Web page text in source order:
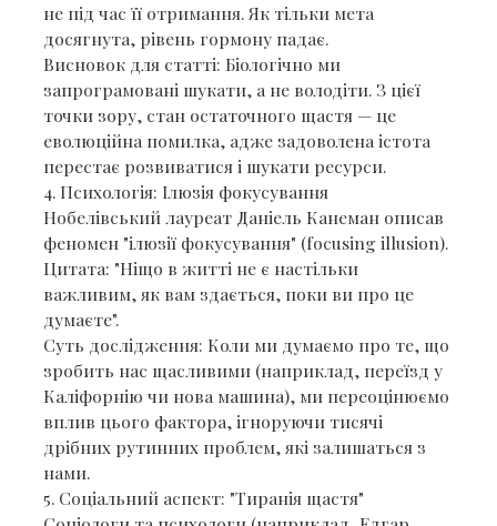
не під час її отримання. Як тільки мета
досягнута, рівень гормону падає.
​Висновок для статті: Біологічно ми
запрограмовані шукати, а не володіти. З цієї
точки зору, стан остаточного щастя — це
еволюційна помилка, адже задоволена істота
перестає розвиватися і шукати ресурси.
​4. Психологія: Ілюзія фокусування
​Нобелівський лауреат Даніель Канеман описав
феномен "ілюзії фокусування" (focusing illusion).
​Цитата: "Ніщо в житті не є настільки
важливим, як вам здається, поки ви про це
думаєте".
​Суть дослідження: Коли ми думаємо про те, що
зробить нас щасливими (наприклад, переїзд у
Каліфорнію чи нова машина), ми переоцінюємо
вплив цього фактора, ігноруючи тисячі
дрібних рутинних проблем, які залишаться з
нами.
​5. Соціальний аспект: "Тиранія щастя"